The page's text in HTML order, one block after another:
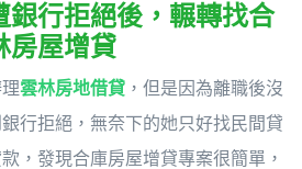
銀行拒絕後，輾轉找合
房屋增貸
雲林房地借貸 ，但是因為離職後沒
行拒絕，無奈下的她只好找民間貸
，發現合庫房屋增貸專案很簡單，